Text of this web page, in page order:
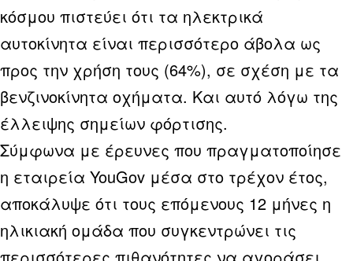
κόσμου πιστεύει ότι τα ηλεκτρικά
αυτοκίνητα είναι περισσότερο άβολα ως
προς την χρήση τους (64%), σε σχέση με τα
βενζινοκίνητα οχήματα. Και αυτό λόγω της
έλλειψης σημείων φόρτισης.
Σύμφωνα με έρευνες που πραγματοποίησε
η εταιρεία YouGov μέσα στο τρέχον έτος,
αποκάλυψε ότι τους επόμενους 12 μήνες η
ηλικιακή ομάδα που συγκεντρώνει τις
περισσότερες πιθανότητες να αγοράσει